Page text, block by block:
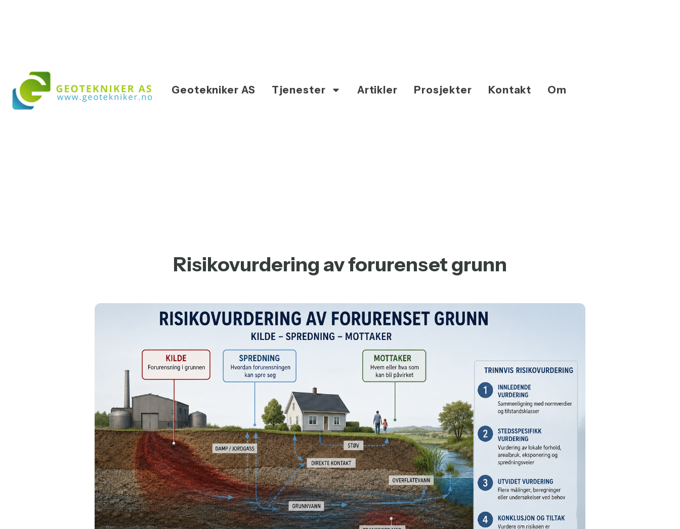
Geotekniker AS Tjenester Artikler Prosjekter Kontakt Om
Risikovurdering av forurenset grunn